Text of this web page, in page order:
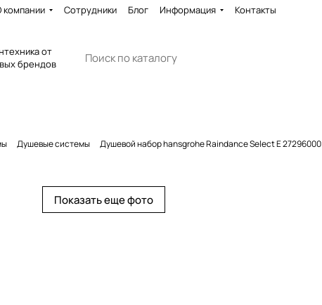
компании Сотрудники Блог Информация Контакты
от
брендов
Душевые системы Душевой набор hansgrohe Raindance Select E 27296000
Показать еще фото